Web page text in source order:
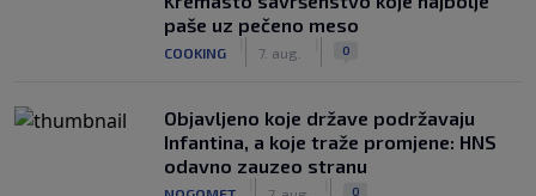
paše uz pečeno meso
COOKING 7. aug. 0
Objavljeno koje države podržavaju
Infantina, a koje traže promjene: HNS
odavno zauzeo stranu
0